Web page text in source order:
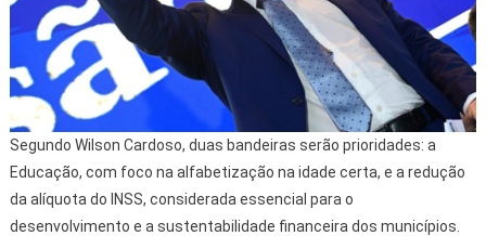
Segundo Wilson Cardoso, duas bandeiras serão prioridades: a
Educação, com foco na alfabetização na idade certa, e a redução
da alíquota do INSS, considerada essencial para o
desenvolvimento e a sustentabilidade financeira dos municípios.